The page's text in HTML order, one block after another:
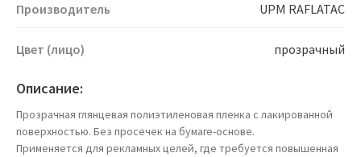
Производитель UPM RAFLATAC
Цвет (лицо) прозрачный
Описание:
Прозрачная глянцевая полиэтиленовая пленка с лакированной
поверхностью. Без просечек на бумаге-основе.
Применяется для рекламных целей, где требуется повышенная